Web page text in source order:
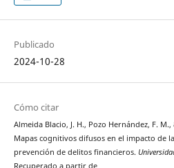
Publicado
2024-10-28
Cómo citar
Almeida Blacio, J. H., Pozo Hernández, F.
Mapas cognitivos difusos en el impacto de
prevención de delitos financieros.
Recuperado a partir de